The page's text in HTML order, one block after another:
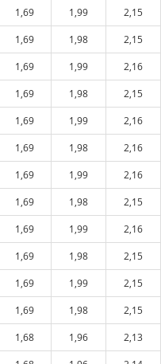
1,69 1,99
2,15
1,69 1,98
2,15
1,69 1,99
2,16
1,69 1,98
2,15
1,69 1,99
2,16
1,69 1,98
2,16
1,69 1,99
2,16
1,69 1,98
2,15
1,69 1,99
2,16
1,69 1,98
2,15
1,69 1,99
2,15
1,69 1,98
2,15
1,68 1,96
2,13